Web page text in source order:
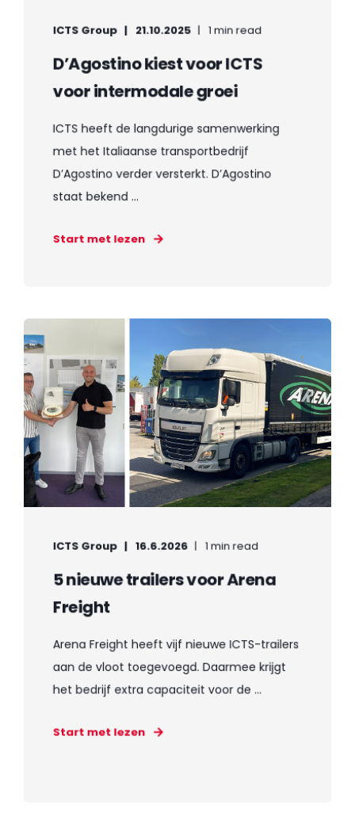
ICTS Group 21.10.2025 1 min read
D’Agostino kiest voor ICTS
voor intermodale groei
ICTS heeft de langdurige samenwerking
met het Italiaanse transportbedrijf
D’Agostino verder versterkt. D’Agostino
staat bekend ...
Start met lezen
ICTS Group 16.6.2026 1 min read
5 nieuwe trailers voor Arena
Freight
Arena Freight heeft vijf nieuwe ICTS-trailers
aan de vloot toegevoegd. Daarmee krijgt
het bedrijf extra capaciteit voor de ...
Start met lezen